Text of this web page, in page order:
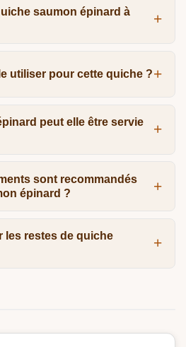
saumon épinard à
utiliser pour cette quiche ?
peut elle être servie
sont recommandés
épinard ?
les restes de quiche